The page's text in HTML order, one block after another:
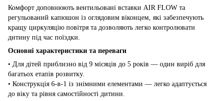
Комфорт доповнюють вентильовані вставки AIR FLOW та
регульований капюшон із оглядовим віконцем, які забезпечують
кращу циркуляцію повітря та дозволяють легко контролювати
дитину під час поїздки.
Основні характеристики та переваги
• Для дітей приблизно від 9 місяців до 5 років — один виріб для
багатьох етапів розвитку.
• Конструкція 6-в-1 із знімними елементами — легко адаптується
до віку та рівня самостійності дитини.